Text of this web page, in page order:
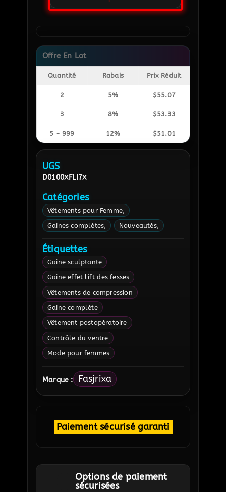
Offre En Lot
Quantité Rabais Prix Réduit
2 5% $55.07
3 8% $53.33
5 - 999 12% $51.01
UGS
D0100XFLI7X
Catégories
Vêtements pour Femme
Gaines complètes
Nouveautés
Étiquettes
Gaine sculptante
Gaine effet lift des fesses
Vêtements de compression
Gaine complète
Vêtement postopératoire
Contrôle du ventre
Mode pour femmes
Marque : Fasjrixa
Paiement sécurisé garanti
Options de paiement
sécurisées